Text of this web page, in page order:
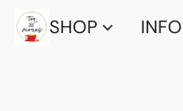
SHOP INFO